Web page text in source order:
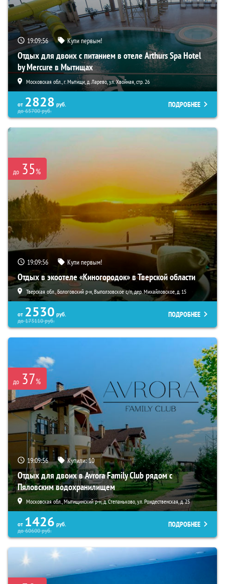
19:09:55 Купи первым!
Отдых для двоих с питанием в отеле Arthurs Spa Hotel
by Mercure в Мытищах
Московская обл., г. Мытищи, д. Ларево, ул. Хвойная, стр. 26
от 2828 руб.
до65700руб.
ПОДРОБНЕЕ
до 35%
19:09:55 Купи первым!
Отдых в экоотеле «Киногородок» в Тверской области
Тверская обл., Бологовский р-н, Выползовское с/п, дер. Михайловское, д. 15
от 2530 руб.
до173110руб.
ПОДРОБНЕЕ
до 37%
19:09:55 Купили:10
Отдых для двоих в Avrora Family Club рядом с
Пяловским водохранилищем
Московская обл., Мытищинский р-н, д. Степаньково, ул. Рождественская, д. 25
от 1426 руб.
до60600руб.
ПОДРОБНЕЕ